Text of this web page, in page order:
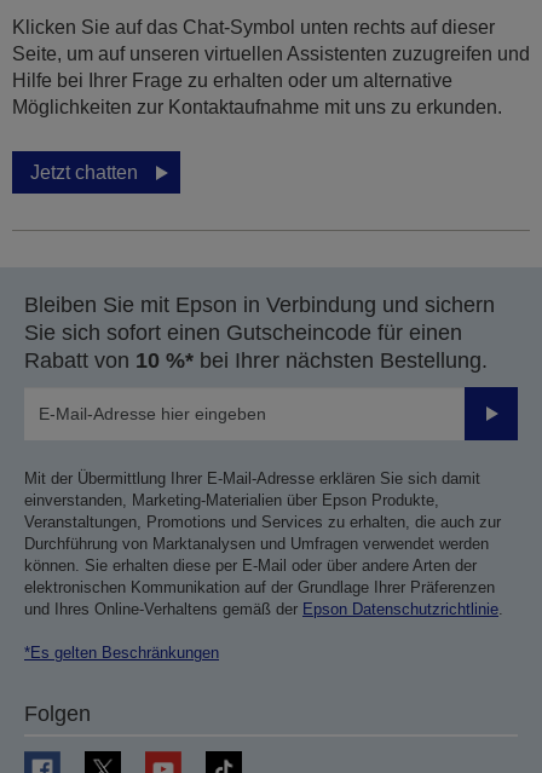
Klicken Sie auf das Chat-Symbol unten rechts auf dieser
Seite, um auf unseren virtuellen Assistenten zuzugreifen und
Hilfe bei Ihrer Frage zu erhalten oder um alternative
Möglichkeiten zur Kontaktaufnahme mit uns zu erkunden.
Jetzt chatten
Bleiben Sie mit Epson in Verbindung und sichern
Sie sich sofort einen Gutscheincode für einen
Rabatt von 10 %* bei Ihrer nächsten Bestellung.
Mit der Übermittlung Ihrer E-Mail-Adresse erklären Sie sich damit
einverstanden, Marketing-Materialien über Epson Produkte,
Veranstaltungen, Promotions und Services zu erhalten, die auch zur
Durchführung von Marktanalysen und Umfragen verwendet werden
können. Sie erhalten diese per E-Mail oder über andere Arten der
elektronischen Kommunikation auf der Grundlage Ihrer Präferenzen
und Ihres Online-Verhaltens gemäß der Epson Datenschutzrichtlinie.
*Es gelten Beschränkungen
Folgen